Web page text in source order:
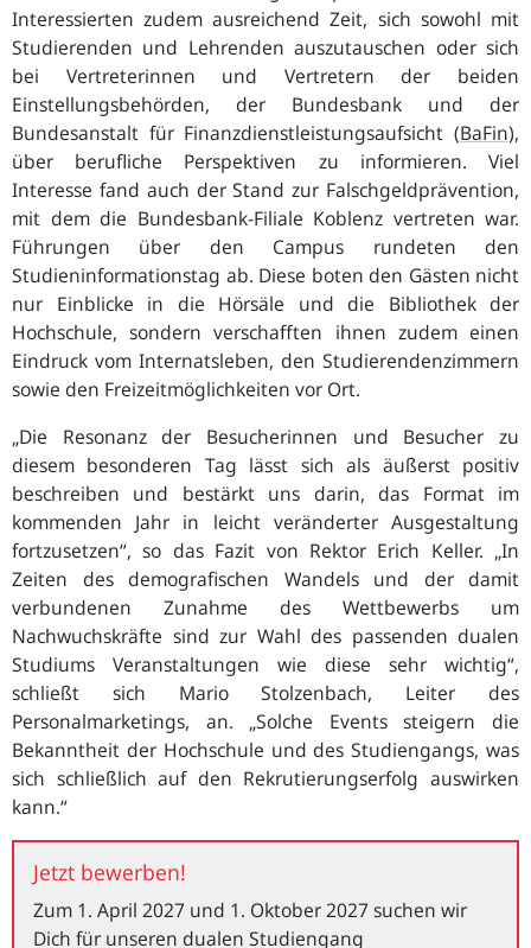
Interessierten zudem ausreichend Zeit, sich sowohl mit
Studierenden und Lehrenden auszutauschen oder sich
bei Vertreterinnen und Vertretern der beiden
Einstellungsbehörden, der Bundesbank und der
Bundesanstalt für Finanzdienstleistungsaufsicht (BaFin),
über berufliche Perspektiven zu informieren. Viel
Interesse fand auch der Stand zur Falschgeldprävention,
mit dem die Bundesbank-Filiale Koblenz vertreten war.
Führungen über den Campus rundeten den
Studieninformationstag ab. Diese boten den Gästen nicht
nur Einblicke in die Hörsäle und die Bibliothek der
Hochschule, sondern verschafften ihnen zudem einen
Eindruck vom Internatsleben, den Studierendenzimmern
sowie den Freizeitmöglichkeiten vor Ort.
„Die Resonanz der Besucherinnen und Besucher zu
diesem besonderen Tag lässt sich als äußerst positiv
beschreiben und bestärkt uns darin, das Format im
kommenden Jahr in leicht veränderter Ausgestaltung
fortzusetzen“, so das Fazit von Rektor Erich Keller. „In
Zeiten des demografischen Wandels und der damit
verbundenen Zunahme des Wettbewerbs um
Nachwuchskräfte sind zur Wahl des passenden dualen
Studiums Veranstaltungen wie diese sehr wichtig“,
schließt sich Mario Stolzenbach, Leiter des
Personalmarketings, an. „Solche Events steigern die
Bekanntheit der Hochschule und des Studiengangs, was
sich schließlich auf den Rekrutierungserfolg auswirken
kann.“
Jetzt bewerben!
Zum 1. April 2027 und 1. Oktober 2027suchen wir
Dich für unseren dualen Studiengang
bewerben!